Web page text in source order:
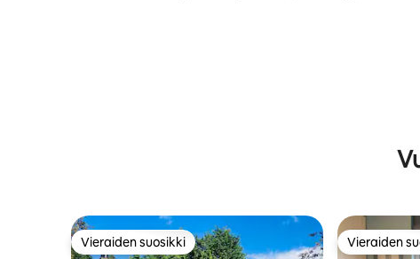
Vieraiden suosikki
Vieraiden suosikki Vieraiden
Vieraiden